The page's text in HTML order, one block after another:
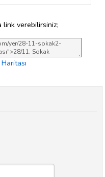
link verebilirsiniz;